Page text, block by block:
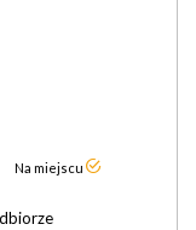
Na miejscu